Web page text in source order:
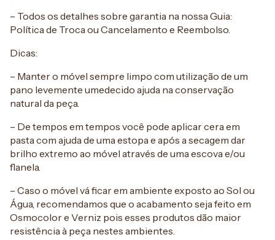
– Todos os detalhes sobre garantia na nossa Guia:
Política de Troca ou Cancelamento e Reembolso.
Dicas:
– Manter o móvel sempre limpo com utilização de um
pano levemente umedecido ajuda na conservação
natural da peça.
– De tempos em tempos você pode aplicar cera em
pasta com ajuda de uma estopa e após a secagem dar
brilho extremo ao móvel através de uma escova e/ou
flanela.
– Caso o móvel vá ficar em ambiente exposto ao Sol ou
Água, recomendamos que o acabamento seja feito em
Osmocolor e Verniz pois esses produtos dão maior
resistência à peça nestes ambientes.